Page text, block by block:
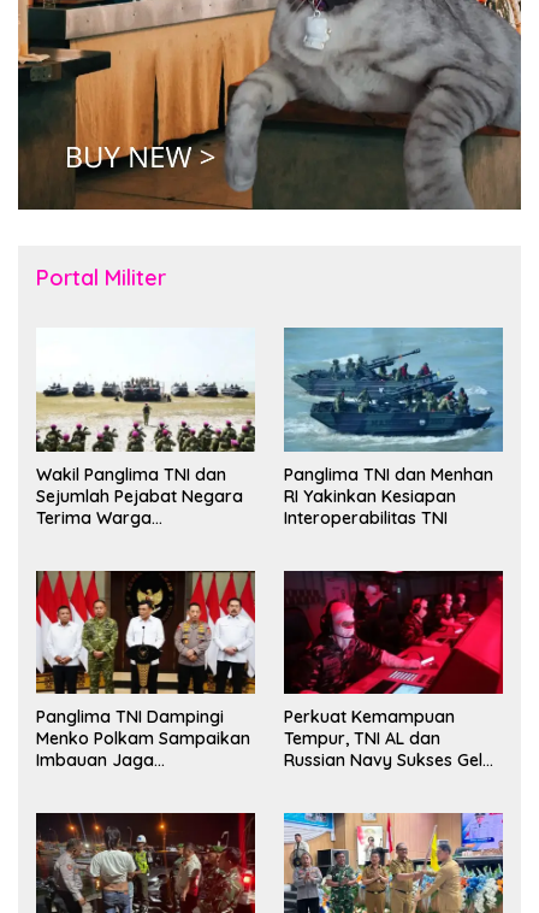
Portal Militer
Wakil Panglima TNI dan
Sejumlah Pejabat Negara
Terima Warga
Panglima TNI dan Menhan
RI Yakinkan Kesiapan
Interoperabilitas TNI
Panglima TNI Dampingi
Menko Polkam Sampaikan
Imbauan Jaga
Perkuat Kemampuan
Tempur, TNI AL dan
Russian Navy Sukses Gelar